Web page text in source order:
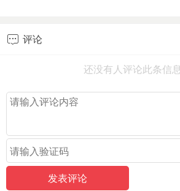
 评论
还没有人评论此条信